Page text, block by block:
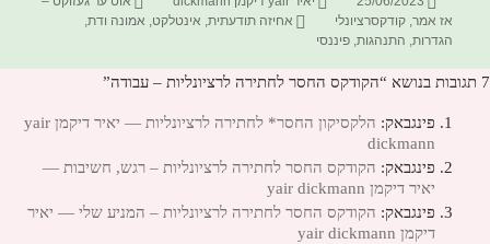
בתאריךאז אמר,קודקסרציונלי תגיות
אחיזה תודעתית, אינטלקט, אמונה ודת,
הגדרות, התנהגות,פיננסי
7 תגובות בנושא “הקודקס החסר לחתירה לרציונליות – עבודה”
פינגבאק:
הלקסיקון החסר* לחתירה לרציונליות — יאיר דיקמן yair
dickmann
פינגבאק: הקודקס החסר לחתירה לרציונליות – רגש, חשיבות —
יאיר דיקמן yair dickmann
פינגבאק: הקודקס החסר לחתירה לרציונליות – המניע שלי — יאיר
דיקמן yair dickmann